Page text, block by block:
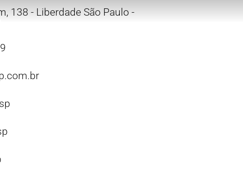
138 - Liberdade São Paulo -